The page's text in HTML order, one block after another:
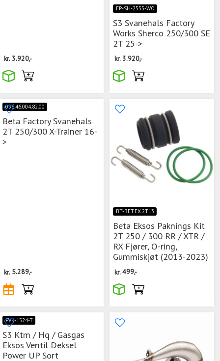
kr. 3.920,-
FP-SH-2555-WO
S3 Svanehals Factory
Works Sherco 250/300 SE
2T 25->
kr. 3.920,-
036.46.004.82.00
Beta Factory Svanehals
2T 250/300 X-Trainer 16-
>
kr. 5.289,-
BT-BET.EX.2T13
Beta Eksos Paknings Kit
2T 250 / 300 RR / XTR /
RX Fjører, O-ring,
Gummiskjøt (2013-2023)
kr.499,-
PVK-1524-T
S3 Ktm / Hq / Gasgas
Eksos Ventil Deksel
Power UP Sort